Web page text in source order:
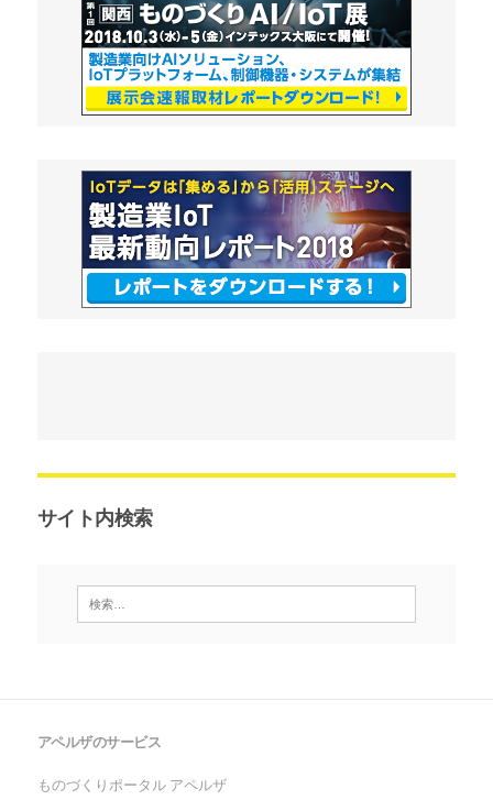
サイト内検索
アペルザのサービス
ものづくりポータル アペルザ